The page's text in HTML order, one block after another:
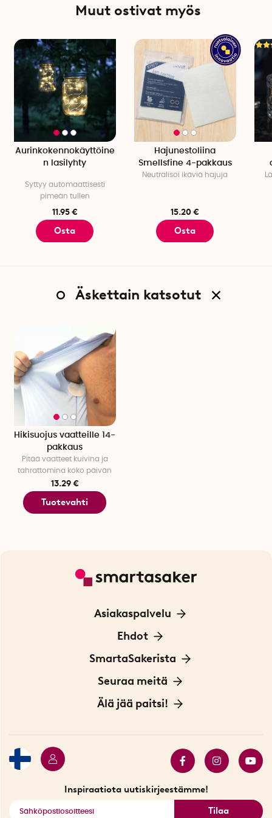
Muut ostivat myös
Aurinkokennokäyttöine
n lasilyhty
Syttyy automaattisesti
pimeän tullen
11.95 €
Osta
Hajunestoliina
Smellsfine 4-pakkaus
Neutralisoi ikäviä hajuja
15.20 €
Osta
Äskettain katsotut
Hikisuojus vaatteille 14-
pakkaus
Pitää vaatteet kuivina ja
tahrattomina koko päivän
13.29 €
Tuotevahti
Asiakaspalvelu
Ota yhteyttä
Ehdot
Tietoa evästeistä
Yksityisyydensuoja
Sopimusehdot
SmartaSakerista
Meistä
Myymälä Tukholmassa
Seuraa meitä
Innovaattoriblogi
Älä jää paitsi!
Katso kaikki älykkäät tuotteet
Inspiraatiota uutiskirjeestämme!
Tilaa